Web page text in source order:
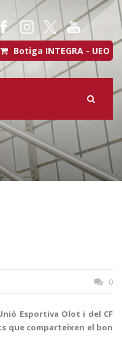
Botiga INTEGRA - UEO
0
Esportiva Olot i del CF
que comparteixen el bon